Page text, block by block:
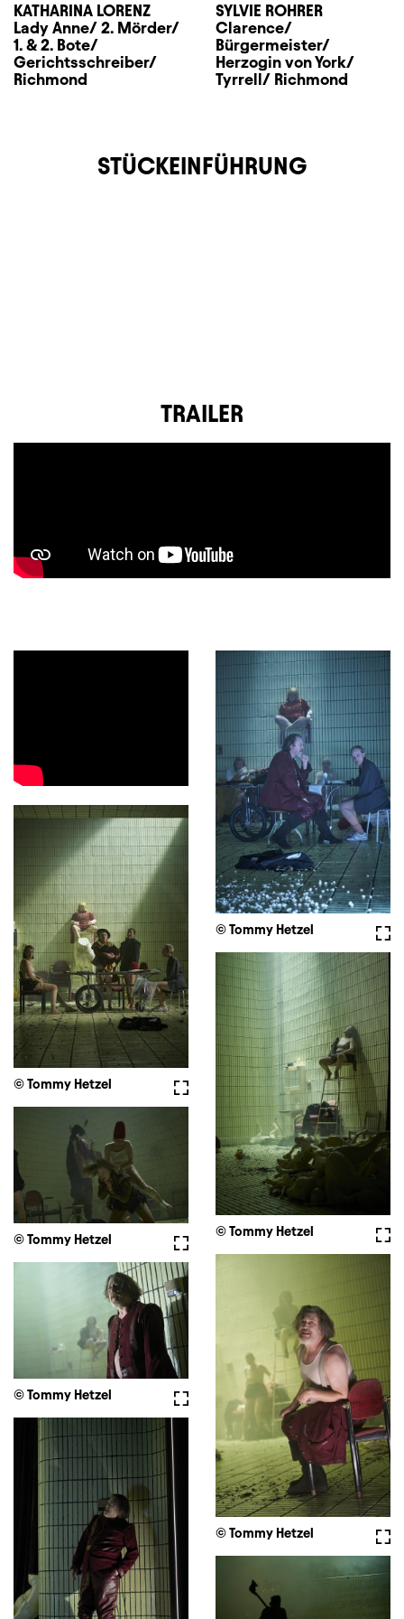
KATHARINA LORENZ
Lady Anne/ 2. Mörder/
1. & 2. Bote/
Gerichtsschreiber/
Richmond
SYLVIE ROHRER
Clarence/
Bürgermeister/
Herzogin von York/
Tyrrell/ Richmond
STÜCKEINFÜHRUNG
TRAILER
© Tommy Hetzel
Fullscreen
© Tommy Hetzel
© Tommy Hetzel
Fullscreen
© Tommy Hetzel
© Tommy Hetzel
Fullscreen
© Tommy Hetzel